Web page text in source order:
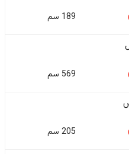
189 سم
569 سم
205 سم